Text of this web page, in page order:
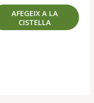
AFEGEIX A LA
CISTELLA